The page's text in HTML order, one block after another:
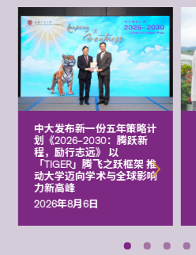
中大发布新一份五年策略计
划《2026‒2030：腾跃新
程，励行志远》 以
「TIGER」腾飞之跃框架 推
动大学迈向学术与全球影响
力新高峰
2026年8月6日